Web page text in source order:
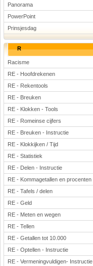
Panorama
PowerPoint
Prinsjesdag
R
Racisme
RE - Hoofdrekenen
RE - Rekentools
RE - Breuken
RE - Klokken - Tools
RE - Romeinse cijfers
RE - Breuken - Instructie
RE - Klokkijken / Tijd
RE - Statistiek
RE - Delen - Instructie
RE - Kommagetallen en procenten
RE - Tafels / delen
RE - Geld
RE - Meten en wegen
RE - Tellen
RE - Getallen tot 10.000
RE - Optellen - Instructie
RE - Vermeningvuldigen- Instructie